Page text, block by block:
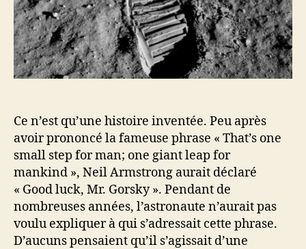
Ce n’est qu’une histoire inventée. Peu après
avoir prononcé la fameuse phrase « That’s one
small step for man; one giant leap for
mankind », Neil Armstrong aurait déclaré
« Good luck, Mr. Gorsky ». Pendant de
nombreuses années, l’astronaute n’aurait pas
voulu expliquer à qui s’adressait cette phrase.
D’aucuns pensaient qu’il s’agissait d’une